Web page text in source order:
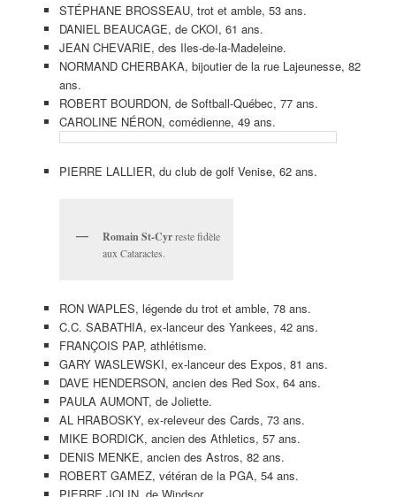
STÉPHANE BROSSEAU, trot et amble, 53 ans.
DANIEL BEAUCAGE, de CKOI, 61 ans.
JEAN CHEVARIE, des Iles-de-la-Madeleine.
NORMAND CHERBAKA, bijoutier de la rue Lajeunesse, 82
ans.
ROBERT BOURDON, de Softball-Québec, 77 ans.
CAROLINE NÉRON, comédienne, 49 ans.
PIERRE LALLIER, du club de golf Venise, 62 ans.
Romain St-Cyrreste fidèle
aux Cataractes.
RON WAPLES, légende du trot et amble, 78 ans.
C.C. SABATHIA, ex-lanceur des Yankees, 42 ans.
FRANÇOIS PAP, athlétisme.
GARY WASLEWSKI, ex-lanceur des Expos, 81 ans.
DAVE HENDERSON, ancien des Red Sox, 64 ans.
PAULA AUMONT, de Joliette.
AL HRABOSKY, ex-releveur des Cards, 73 ans.
MIKE BORDICK, ancien des Athletics, 57 ans.
DENIS MENKE, ancien des Astros, 82 ans.
ROBERT GAMEZ, vétéran de la PGA, 54 ans.